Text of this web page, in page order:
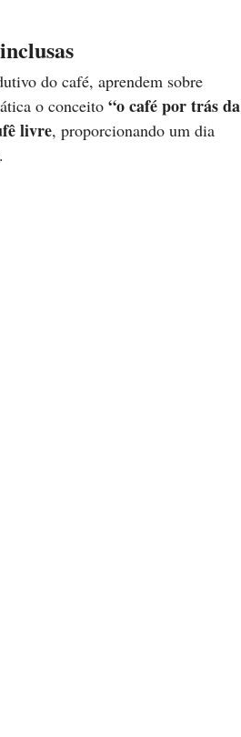
do café, aprendem sobre
o conceito “o café por trás da
livre, proporcionando um dia